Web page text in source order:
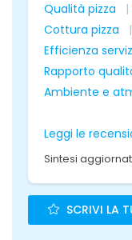
Qualità pizza
Cottura pizza
Efficienza
Rapporto
Ambiente e
Leggi le
Sintesi
SCRIVI LA